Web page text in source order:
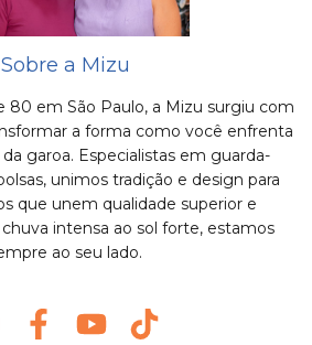
Sobre a Mizu
80 em São Paulo, a Mizu surgiu com
a forma como você enfrenta
garoa. Especialistas em guarda-
unimos tradição e design para
que unem qualidade superior e
intensa ao sol forte, estamos
ao seu lado.